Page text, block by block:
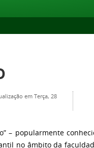
em Terça, 28
– popularmente
no âmbito da